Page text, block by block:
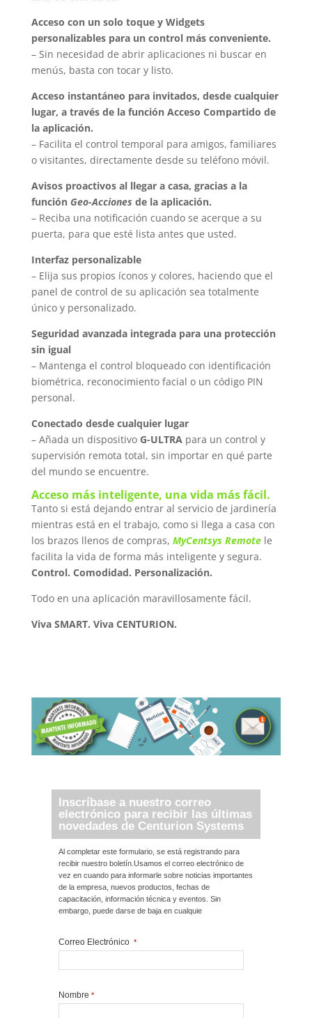
Acceso con un solo toque y Widgets
personalizables para un control más conveniente.
– Sin necesidad de abrir aplicaciones ni buscar en
menús, basta con tocar y listo.
Acceso instantáneo para invitados, desde cualquier
lugar, a través de la función Acceso Compartido de
la aplicación.
– Facilita el control temporal para amigos, familiares
o visitantes, directamente desde su teléfono móvil.
Avisos proactivos al llegar a casa, gracias a la
función Geo-Acciones de la aplicación.
– Reciba una notificación cuando se acerque a su
puerta, para que esté lista antes que usted.
Interfaz personalizable
– Elija sus propios íconos y colores, haciendo que el
panel de control de su aplicación sea totalmente
único y personalizado.
Seguridad avanzada integrada para una protección
sin igual
– Mantenga el control bloqueado con identificación
biométrica, reconocimiento facial o un código PIN
personal.
Conectado desde cualquier lugar
– Añada un dispositivo G-ULTRA para un control y
supervisión remota total, sin importar en qué parte
del mundo se encuentre.
Acceso más inteligente, una vida más fácil.
Tanto si está dejando entrar al servicio de jardinería
mientras está en el trabajo, como si llega a casa con
los brazos llenos de compras, MyCentsys Remotele
facilita la vida de forma más inteligente y segura.
Control. Comodidad. Personalización.
Todo en una aplicación maravillosamente fácil.
Viva SMART. Viva CENTURION.
Inscríbase a nuestro correo
electrónico para recibir las últimas
novedades de Centurion Systems
Al completar este formulario, se está registrando para
recibir nuestro boletín.Usamos el correo electrónico de
vez en cuando para informarle sobre noticias importantes
de la empresa, nuevos productos, fechas de
capacitación, información técnica y eventos. Sin
embargo, puede darse de baja en cualquie
Correo Electrónico *
Nombre *